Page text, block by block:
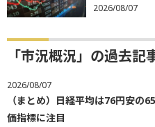
2026/08/07
「市況概況」の過去記
2026/08/07
（まとめ）日経平均は76円安
価指標に注目